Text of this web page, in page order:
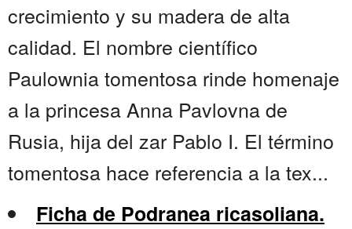
crecimiento y su madera de alta
calidad. El nombre científico
Paulownia tomentosa rinde homenaje
a la princesa Anna Pavlovna de
Rusia, hija del zar Pablo I. El término
tomentosa hace referencia a la tex...
Ficha de Podranea ricasoliana.